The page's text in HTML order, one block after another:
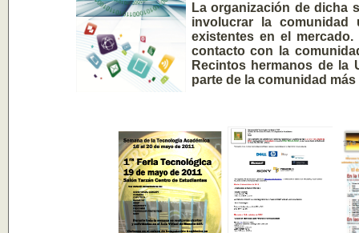
La organización de dicha
involucrar la comunidad
existentes en el
contacto con la
Recintos hermanos de la
parte de la comunidad